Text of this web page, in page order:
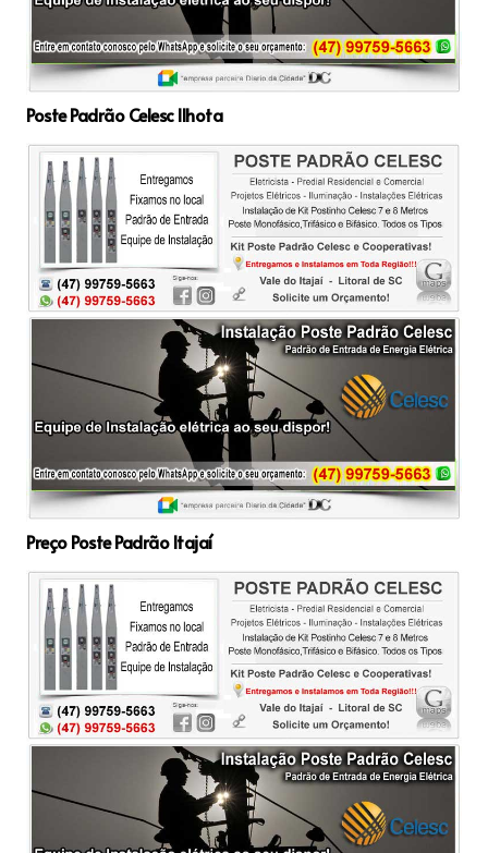
Poste Padrão Celesc Ilhota
Preço Poste Padrão Itajaí